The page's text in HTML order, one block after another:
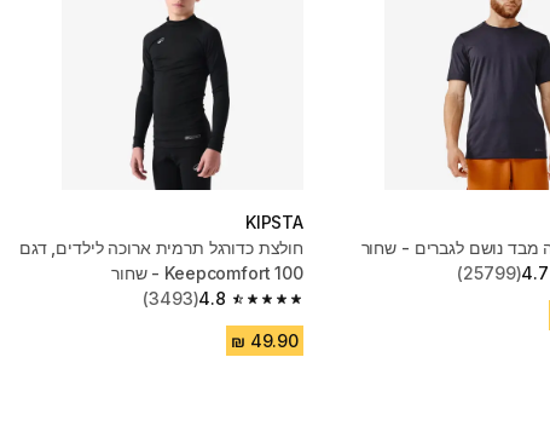
מבד נושם לגברים - שחור
4.7
(25799)
KIPSTA
חולצת כדורגל תרמית ארוכה לילדים, דגם
Keepcomfort 100 - שחור
4.8
4.8 out of 5 stars from 3493 reviews
(3493)